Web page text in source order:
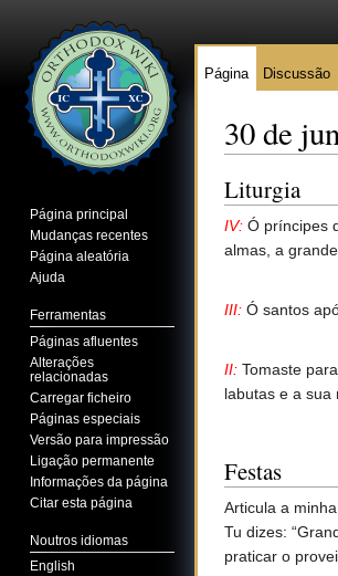
30 de
Liturgia
IV: Ó príncipes
almas, a
III: Ó santos
II: Tomaste
labutas e a sua
Festas
Articula a
Tu dizes:
praticar o
Página Discussão
Página principal
Mudanças recentes
Página aleatória
Ajuda
Ferramentas
Páginas afluentes
Alterações
relacionadas
Carregar ficheiro
Páginas especiais
Versão para impressão
Ligação permanente
Informações da página
Citar esta página
Noutros idiomas
English